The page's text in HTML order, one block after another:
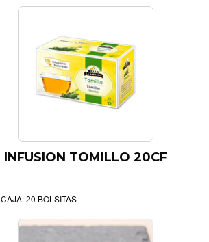
INFUSION TOMILLO 20CF
CAJA: 20 BOLSITAS